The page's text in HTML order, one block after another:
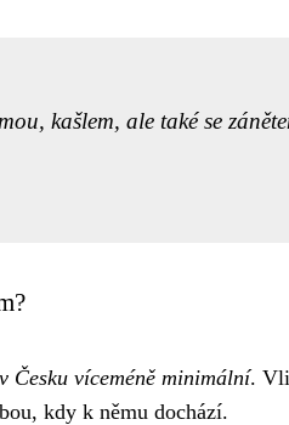
kašlem, ale také se
Česku víceméně minimální.
kdy k němu dochází.